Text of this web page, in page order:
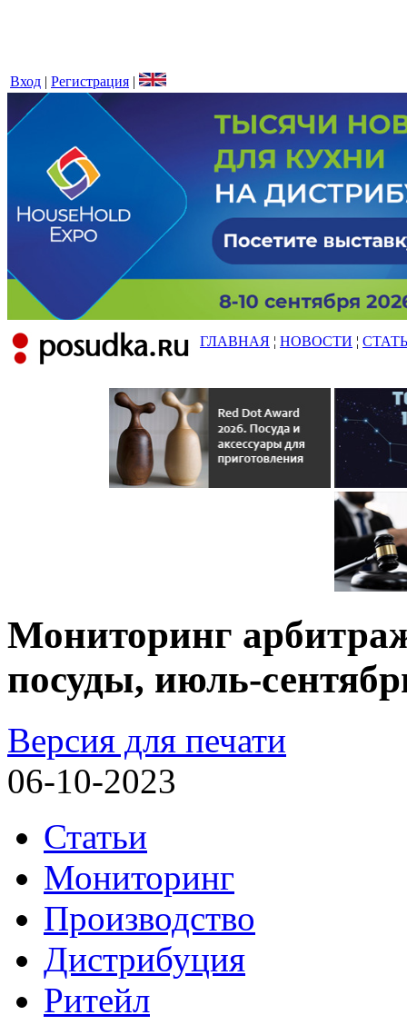
Вход | Регистрация |
ГЛАВНАЯ ¦ НОВОСТИ ¦
Мониторинг
посуды, июль-
Версия для печати
06-10-2023
Статьи
Мониторинг
Производство
Дистрибуция
Ритейл